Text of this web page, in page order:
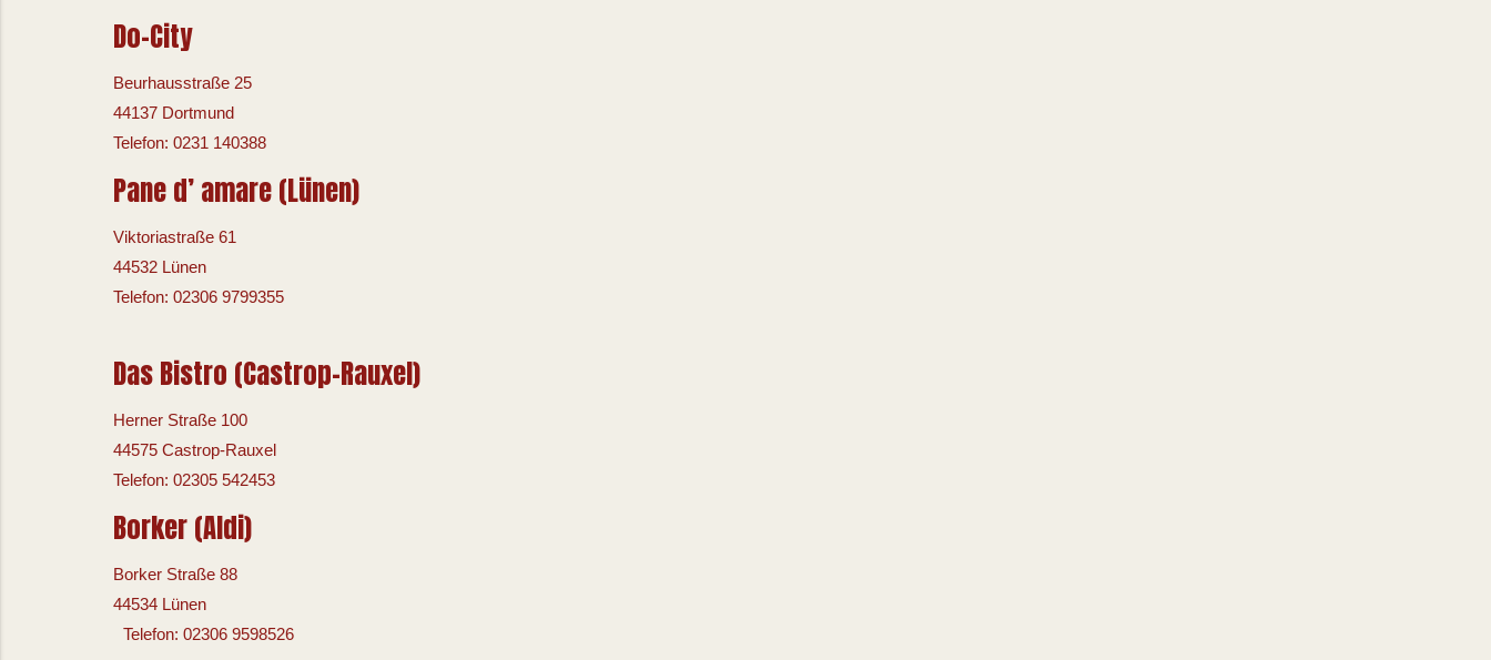
Do-City
Beurhausstraße 25
44137 Dortmund
Telefon: 0231 140388
Pane d’ amare (Lünen)
Viktoriastraße 61
44532 Lünen
Telefon: 02306 9799355
Das Bistro (Castrop-Rauxel)
Herner Straße 100
44575 Castrop-Rauxel
Telefon: 02305 542453
Borker (Aldi)
Borker Straße 88
44534 Lünen
Telefon: 02306 9598526